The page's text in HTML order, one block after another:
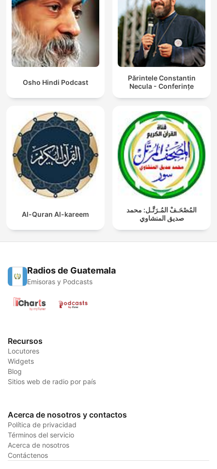
Osho Hindi Podcast
Părintele Constantin
Necula - Conferințe
Al-Quran Al-kareem
المُصْحَـفْ المُـرَتَّـل: محمد
صديق المنشاوي
Radios de Guatemala
Emisoras y Podcasts
Recursos
Locutores
Widgets
Blog
Sitios web de radio por país
Acerca de nosotros y contactos
Política de privacidad
Términos del servicio
Acerca de nosotros
Contáctenos